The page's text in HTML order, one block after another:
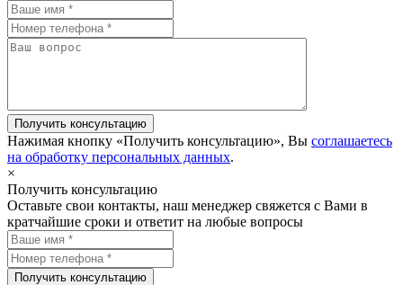
Нажимая кнопку «Получить консультацию», Вы соглашаетесь
на обработку персональных данных.
×
Получить консультацию
Оставьте свои контакты, наш менеджер свяжется с Вами в
кратчайшие сроки и ответит на любые вопросы